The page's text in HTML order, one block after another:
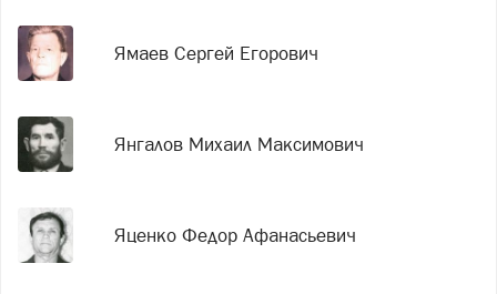
Ямаев Сергей Егорович
Янгалов Михаил Максимович
Яценко Федор Афанасьевич